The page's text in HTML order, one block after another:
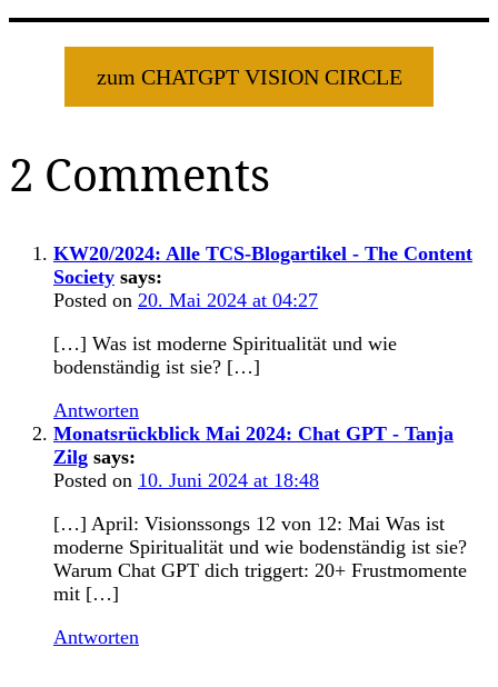
zum CHATGPT VISION CIRCLE
2 Comments
KW20/2024: Alle TCS-Blogartikel - The Content
Society says:
Posted on 20. Mai 2024 at 04:27
[…] Was ist moderne Spiritualität und wie
bodenständig ist sie? […]
Antworten
Monatsrückblick Mai 2024: Chat GPT - Tanja
Zilg says:
Posted on 10. Juni 2024 at 18:48
[…] April: Visionssongs 12 von 12: Mai Was ist
moderne Spiritualität und wie bodenständig ist sie?
Warum Chat GPT dich triggert: 20+ Frustmomente
mit […]
Antworten